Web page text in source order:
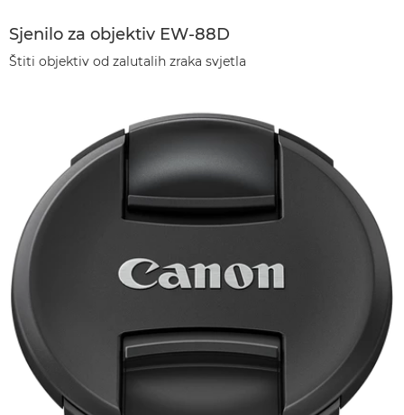
Sjenilo za objektiv EW-88D
Štiti objektiv od zalutalih zraka svjetla